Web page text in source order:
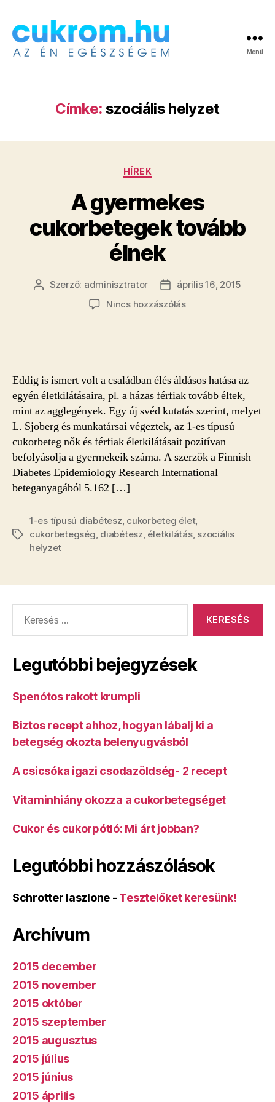
Menü
Címke: szociális helyzet
Kategóriák
HÍREK
A gyermekes
cukorbetegek tovább
élnek
Bejegyzés
Szerző: adminisztrator
Bejegyzés
dátuma
április 16, 2015
Nincs hozzászólása(z)
bejegyzéshez
Eddig is ismert volt a családban élés áldásos hatása az
egyén életkilátásaira, pl. a házas férfiak tovább éltek,
mint az agglegények. Egy új svéd kutatás szerint, melyet
L. Sjoberg és munkatársai végeztek, az 1-es típusú
cukorbeteg nők és férfiak életkilátásait pozitívan
befolyásolja a gyermekeik száma. A szerzők a Finnish
Diabetes Epidemiology Research International
beteganyagából 5.162 […]
Címkék
1-es típusú diabétesz cukorbeteg élet,
cukorbetegség diabétesz életkilátás, szociális
helyzet
Legutóbbi bejegyzések
Spenótos rakott krumpli
Biztos recept ahhoz, hogyan lábalj ki a
betegség okozta belenyugvásból
A csicsóka igazi csodazöldség- 2 recept
Vitaminhiány okozza a cukorbetegséget
Cukor és cukorpótló: Mi árt jobban?
Legutóbbi hozzászólások
Schrotter laszlone - Tesztelőket keresünk!
Archívum
2015 december
2015 november
2015 október
2015 szeptember
2015 augusztus
2015 július
2015 június
2015 április